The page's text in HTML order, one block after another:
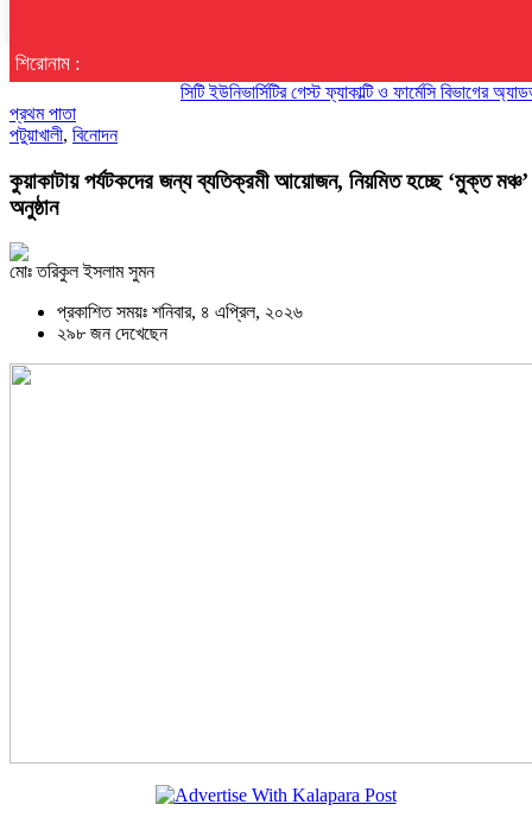
শিরোনাম :
সিটি ইউনিভার্সিটির গেস্ট ফ্যাকাল্টি ও ফার্মেসি বিভাগের
প্রথম পাতা
পটুয়াখালী, বিনোদন
কুয়াকাটায় পর্যটকদের জন্য ব্যতিক্রমী আয়োজন, নিয়মিত হচ্ছে ‘মুক্ত মঞ্চ’
অনুষ্ঠান
মোঃ তরিকুল ইসলাম সুমন
প্রকাশিত সময়ঃ শনিবার, ৪ এপ্রিল, ২০২৬
২৯৮ জন দেখেছেন